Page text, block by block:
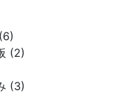
(2)
(3)